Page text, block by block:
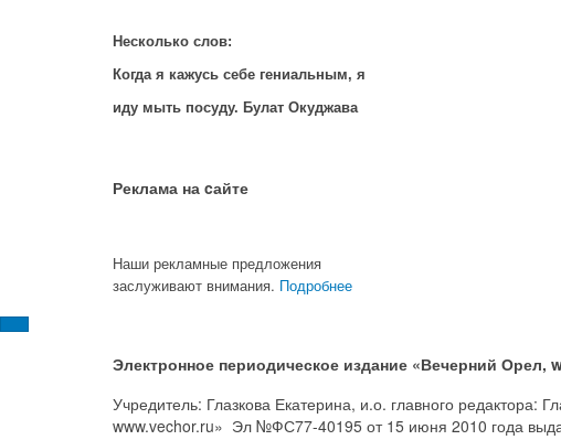
Несколько слов:
Когда я кажусь себе гениальным, я
иду мыть посуду. Булат Окуджава
Реклама на cайте
Наши рекламные предложения
заслуживают внимания. Подробнее
Электронное периодическое издание «Вечерний Орел,
Учредитель: Глазкова Екатерина, и.о. главного
www.vechor.ru» Эл №ФС77-40195 от 15 июня 2010 года